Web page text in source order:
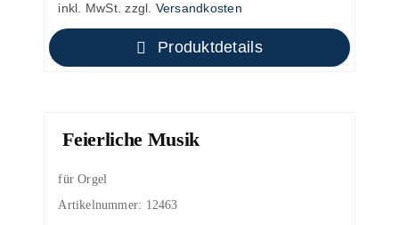
inkl. MwSt. zzgl. Versandkosten
Produktdetails
Feierliche Musik
für Orgel
Artikelnummer: 12463